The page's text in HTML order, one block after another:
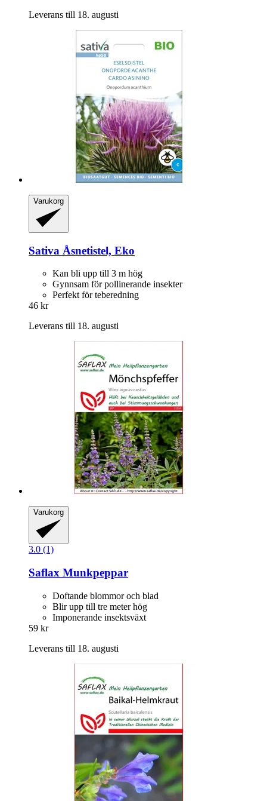
Leverans till 18. augusti
Varukorg
Sativa Åsnetistel, Eko
Kan bli upp till 3 m hög
Gynnsam för pollinerande insekter
Perfekt för teberedning
46 kr
Leverans till 18. augusti
Varukorg
3.0 (1)
Saflax Munkpeppar
Doftande blommor och blad
Blir upp till tre meter hög
Imponerande insektsväxt
59 kr
Leverans till 18. augusti